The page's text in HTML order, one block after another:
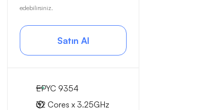
edebilirsiniz.
Satın Al
EPYC 9354
32 Cores x 3.25GHz